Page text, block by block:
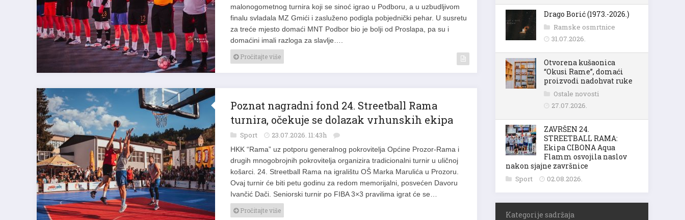
malonogometnog turnira koji se sinoć igrao u Podboru, a u uzbudljivom
finalu svladala MZ Gmići i zasluženo podigla pobjednički pehar. U susretu
za treće mjesto domaći MNT Podbor bio je bolji od Proslapa, pa su i
domaćini imali razloga za slavlje….
Pročitajte više
Poznat nagradni fond 24. Streetball Rama
turnira, očekuje se dolazak vrhunskih ekipa
Sport 23.07.2026. 11:43h
HKK “Rama” uz potporu generalnog pokrovitelja Općine Prozor-Rama i
drugih mnogobrojnih pokrovitelja organizira tradicionalni turnir u uličnoj
košarci. 24. Streetball Rama na igralištu OŠ Marka Marulića u Prozoru.
Ovaj turnir će biti petu godinu za redom memorijalni, posvećen Davoru
Ivančić Dači. Seniorski turnir po FIBA 3×3 pravilima igrat će se…
Pročitajte više
Drago Borić (1973.-2026.)
Ramske osmrtnice
31.07.2026.
Otvorena kušaonica
“Okusi Rame”, domaći
proizvodi nadohvat ruke
Ostale novosti
27.07.2026.
ZAVRŠEN 24.
STREETBALL RAMA:
Ekipa CIBONA Aqua
Flamm osvojila naslov
nakon sjajne završnice
Sport 02.08.2026.
Kategorije sadržaja